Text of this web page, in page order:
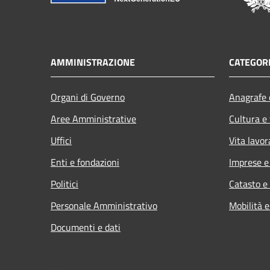
AMMINISTRAZIONE
Organi di Governo
Aree Amministrative
Uffici
Enti e fondazioni
Politici
Personale Amministrativo
Documenti e dati
Cultura
Vita
Imprese
Catasto
Mobilità